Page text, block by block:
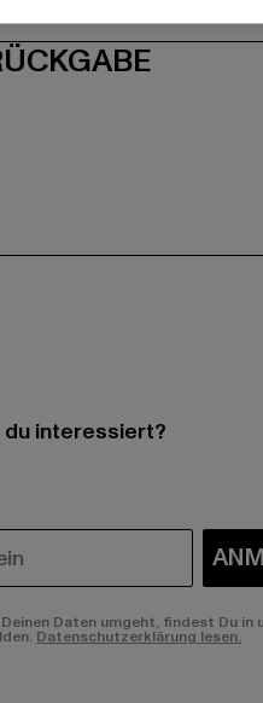
interessiert?
Daten umgeht, findest Du in
Datenschutzerklärung lesen.